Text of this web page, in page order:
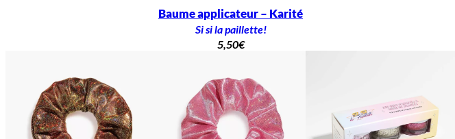
Baume applicateur – Karité
Si si la paillette!
5,50€